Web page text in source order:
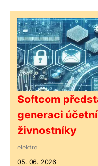
Softcom
generaci
živnostníky
elektro
05. 06. 2026